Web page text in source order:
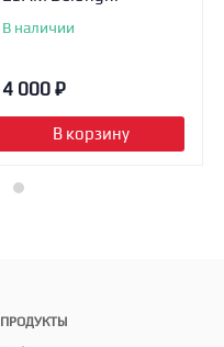
В наличии
4 000 ₽
В корзину
ПРОДУКТЫ